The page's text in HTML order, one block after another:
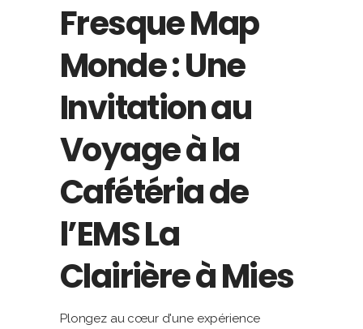
Fresque Map
Monde : Une
Invitation au
Voyage à la
Cafétéria de
l’EMS La
Clairière à Mies
Plongez au cœur d'une expérience